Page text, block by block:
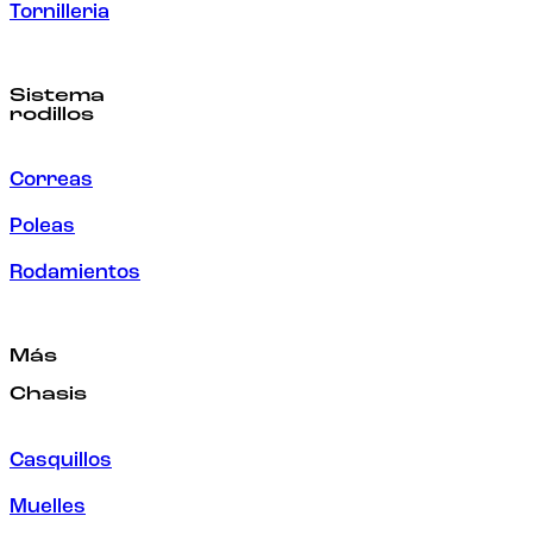
Tornilleria
Sistema
rodillos
Correas
Poleas
Rodamientos
Más
Chasis
Casquillos
Muelles